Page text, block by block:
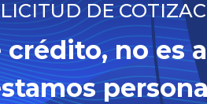
DE
no es